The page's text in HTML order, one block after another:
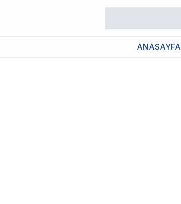
ANASAYFA